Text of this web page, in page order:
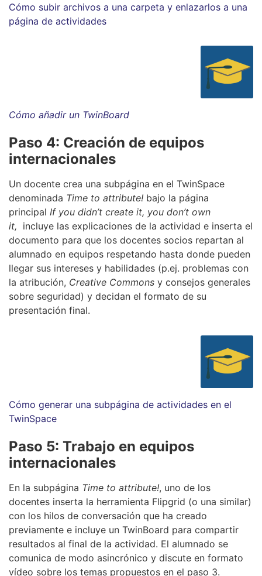
Cómo subir archivos a una carpeta y enlazarlos a una
página de actividades
Cómo añadir un TwinBoard
Paso 4: Creación de equipos
internacionales
Un docente crea una subpágina en el TwinSpace
denominada Time to attribute! bajo la página
principal If you didn’t create it, you don’t own
it, incluye las explicaciones de la actividad e inserta el
documento para que los docentes socios repartan al
alumnado en equipos respetando hasta donde pueden
llegar sus intereses y habilidades (p.ej. problemas con
la atribución, Creative Commons y consejos generales
sobre seguridad) y decidan el formato de su
presentación final.
Cómo generar una subpágina de actividades en el
TwinSpace
Paso 5: Trabajo en equipos
internacionales
En la subpágina Time to attribute!, uno de los
docentes inserta la herramienta Flipgrid (o una similar)
con los hilos de conversación que ha creado
previamente e incluye un TwinBoard para compartir
resultados al final de la actividad. El alumnado se
comunica de modo asincrónico y discute en formato
vídeo sobre los temas propuestos en el paso 3.